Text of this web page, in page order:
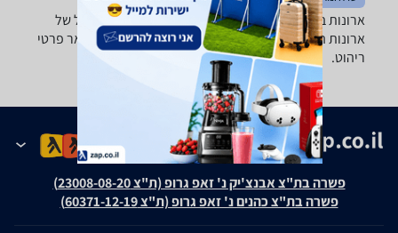
ארונות בגדים, שידות וכונניות - ‏במבוק ‏נפתח מבחר גדול של
ארונות הזזה, ארונות בגדים, שידות, מזנונים, כוורות ושאר פרטי
ריהוט.
פשרה בת"צ אבנצ'יק נ' זאפ גרופ (ת"צ 23008-08-20)
פשרה בת"צ כהנים נ' זאפ גרופ (ת"צ 60371-12-19)